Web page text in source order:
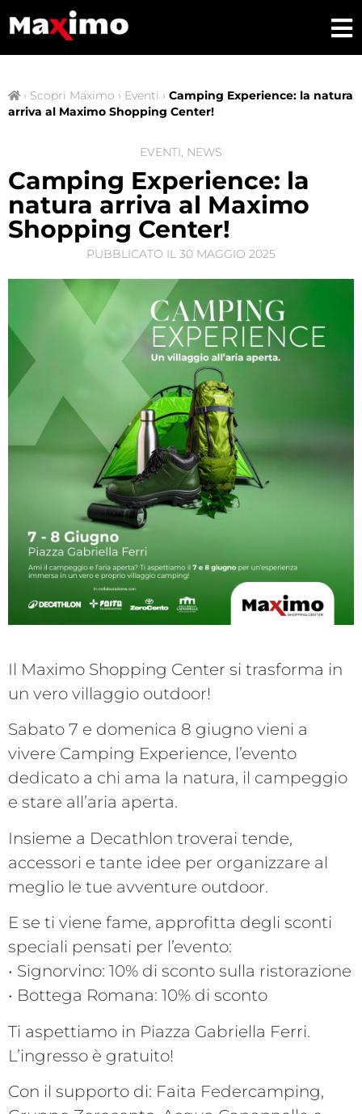
› Scopri Maximo › Eventi › Camping Experience: la natura
arriva al Maximo Shopping Center!
EVENTI, NEWS
Camping Experience: la
natura arriva al Maximo
Shopping Center!
PUBBLICATO IL 30 MAGGIO 2025
Il Maximo Shopping Center si trasforma in
un vero villaggio outdoor!
Sabato 7 e domenica 8 giugno vieni a
vivere Camping Experience, l’evento
dedicato a chi ama la natura, il campeggio
e stare all’aria aperta.
Insieme a Decathlon troverai tende,
accessori e tante idee per organizzare al
meglio le tue avventure outdoor.
E se ti viene fame, approfitta degli sconti
speciali pensati per l’evento:
• Signorvino: 10% di sconto sulla ristorazione
• Bottega Romana: 10% di sconto
Ti aspettiamo in Piazza Gabriella Ferri.
L’ingresso è gratuito!
Con il supporto di: Faita Federcamping,